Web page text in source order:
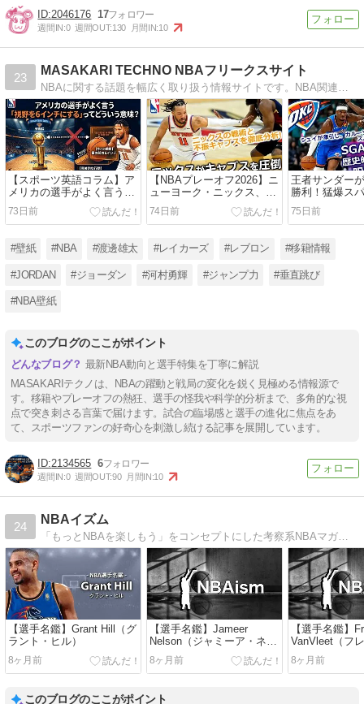
2046176 17
週間IN:0 週間OUT:130 月間IN:10
23
MASAKARI TECHNO NBAフリークスサイト
【スポーツ英語コラム】ア
メリカの選手がよく言う
「視野を6インチにする」
ってどういう意味？
73日前
【NBAプレーオフ2026】ニ
ューヨーク・ニックス、怒
涛の10連勝でファイナルへ
王手！「執念」の猛攻でキ
ャブスを圧倒
74日前
王者サンダー
勝利！猛爆ス
た歴史的「76
ェンバンヤマ
な現実
75日前
#壁紙 #NBA #渡邊雄太 #レイカーズ #レブロン #移籍情報
#JORDAN #ジョーダン #河村勇輝 #ジャンプ力 #垂直跳び
#NBA壁紙
このブログのここがポイント
最新NBA動向と選手特集を丁寧に解説
MASAKARIテクノは、NBAの躍動と戦局の変化を鋭く見極める情報源で
す。移籍やプレーオフの熱狂、選手の怪我や科学的分析まで、多角的な視
点で突き刺さる言葉で届けます。試合の臨場感と選手の進化に焦点をあ
て、スポーツファンの好奇心を刺激し続ける記事を展開しています。
2134565 6
週間IN:0 週間OUT:90 月間IN:10
24
NBAイズム
「もっとNBAを楽しもう」をコンセプトにした考察系NBAマガジン。ちょっとマニアックな数字も見ながら、NBAに関するコラム、考察、プレビュー、プレーヤーの紹介（選手名鑑）などをお届けしています。
【選手名鑑】Grant Hill（グ
ラント・ヒル）
8ヶ月前
【選手名鑑】Jameer
Nelson（ジャミーア・ネル
ソン）
8ヶ月前
【選手名鑑】
VanVleet（フ
ブリート）
8ヶ月前
このブログのここがポイント